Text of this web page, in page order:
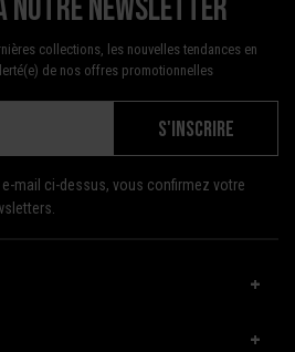
notre newsletter
collections, les nouvelles tendances en
de nos offres promotionnelles
S'INSCRIRE
mail ci-dessus, vous confirmez votre